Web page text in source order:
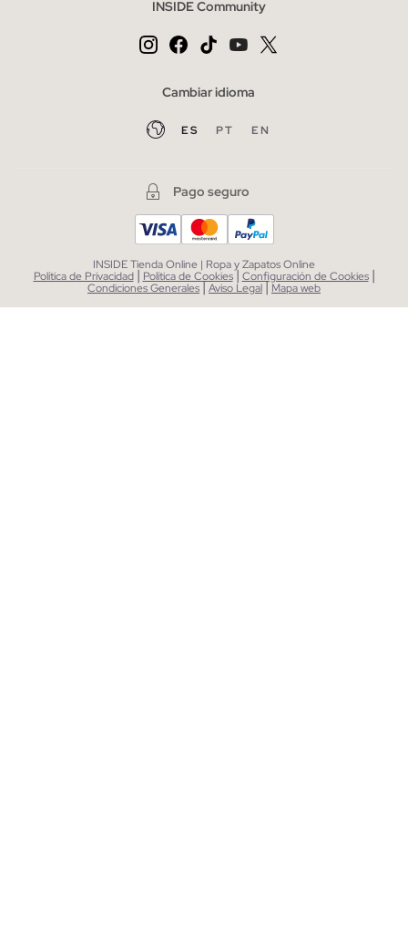
INSIDE Community
Cambiar idioma
ES PT EN
Pago seguro
INSIDE Tienda Online | Ropa y Zapatos Online
Política de Privacidad | Política de Cookies| Configuración de Cookies |
Condiciones Generales|Aviso Legal| Mapa web